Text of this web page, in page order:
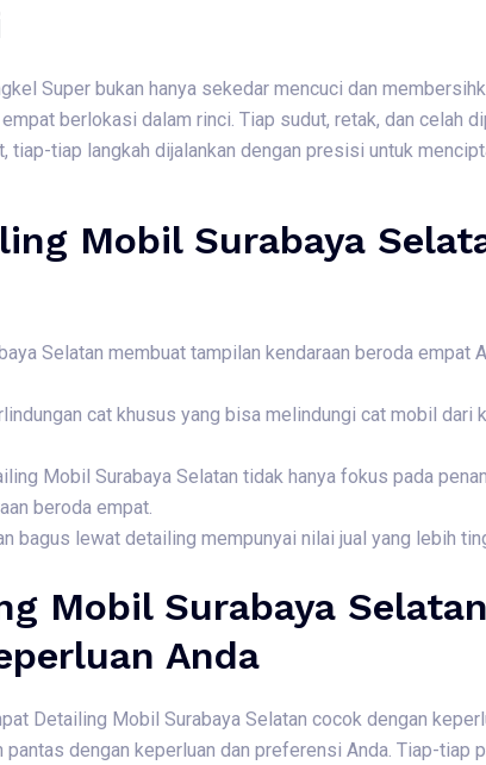
Super bukan hanya sekedar mencuci dan
berlokasi dalam rinci. Tiap sudut, retak, dan celah
tiap-tiap langkah dijalankan dengan presisi untuk
Mobil Surabaya
Selatan membuat tampilan kendaraan beroda empat
cat khusus yang bisa melindungi cat mobil dari
Mobil Surabaya Selatan tidak hanya fokus pada
beroda empat.
bagus lewat detailing mempunyai nilai jual yang lebih
Mobil Surabaya
Anda
Detailing Mobil Surabaya Selatan cocok dengan
dengan keperluan dan preferensi Anda. Tiap-tiap